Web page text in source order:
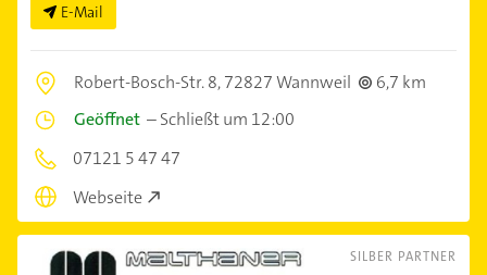
E-Mail
Robert-Bosch-Str. 8,72827 Wannweil
6,7 km
Geöffnet –Schließt um 12:00
07121 5 47 47
Webseite
SILBER PARTNER